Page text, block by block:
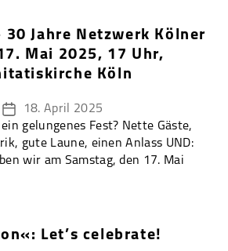
Jahre Netzwerk Kölner
Mai 2025, 17 Uhr,
Köln
Veröffentlichungsdatum
18. April 2025
gelungenes Fest? Nette Gäste,
gute Laune, einen Anlass UND:
wir am Samstag, den 17. Mai
Let’s celebrate!